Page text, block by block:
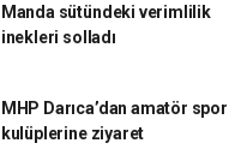
Manda sütündeki verimlilik
inekleri solladı
MHP Darıca’dan amatör spor
kulüplerine ziyaret